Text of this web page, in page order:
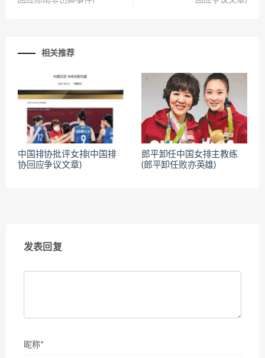
相关推荐
中国排协批评女排(中国排
协回应争议文章)
郎平卸任中国女排主教练
(郎平卸任败亦英雄)
发表回复
昵称*